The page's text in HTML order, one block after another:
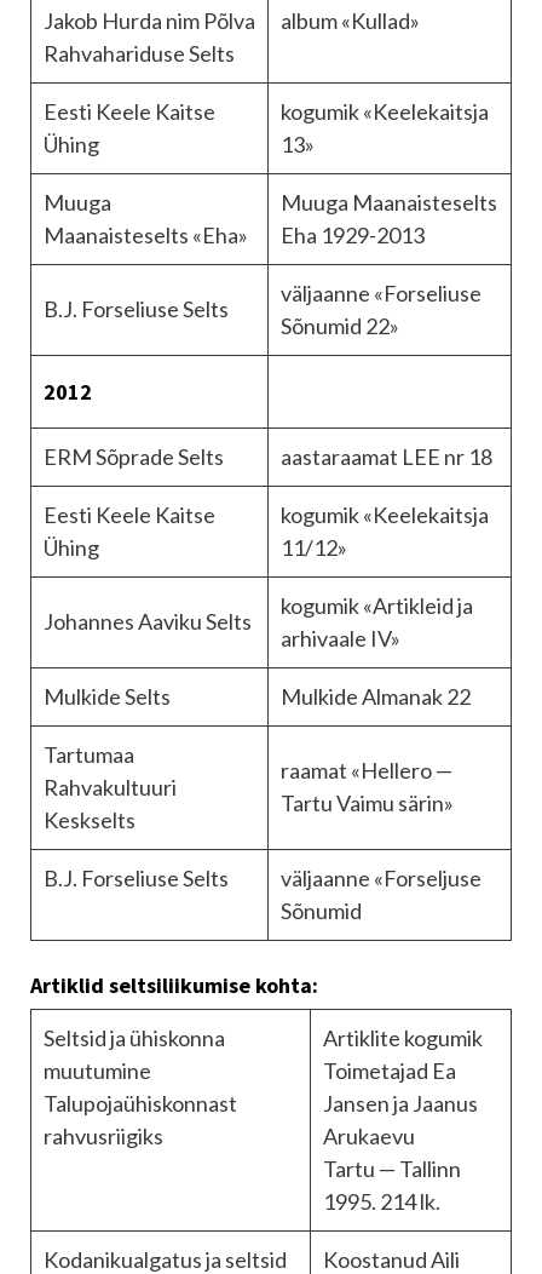
Jakob Hurda nim Põlva
Rahvahariduse Selts
album «Kullad»
Eesti Keele Kaitse
Ühing
kogumik «Keelekaitsja
13»
Muuga
Maanaisteselts «Eha»
Muuga Maanaisteselts
Eha 1929-2013
B.J. Forseliuse Selts
väljaanne «Forseliuse
Sõnumid 22»
2012
ERM Sõprade Selts aastaraamat LEE nr 18
Eesti Keele Kaitse
Ühing
kogumik «Keelekaitsja
11/12»
Johannes Aaviku Selts
kogumik «Artikleid ja
arhivaale IV»
Mulkide Selts Mulkide Almanak 22
Tartumaa
Rahvakultuuri
Keskselts
raamat «Hellero —
Tartu Vaimu särin»
B.J. Forseliuse Selts
väljaanne «Forseljuse
Sõnumid
Artiklid seltsiliikumise kohta:
Seltsid ja ühiskonna
muutumine
Talupojaühiskonnast
rahvusriigiks
Artiklite kogumik
Toimetajad Ea
Jansen ja Jaanus
Arukaevu
Tartu — Tallinn
1995. 214 lk.
Kodanikualgatus ja seltsid
Koostanud Aili